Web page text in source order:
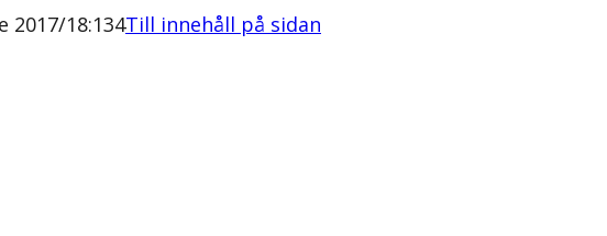
18:134Till innehåll på sidan